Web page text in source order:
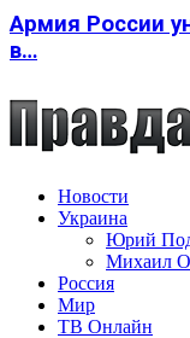
Армия России
в…
Новости
Украина
Юрий
Михаил
Россия
Мир
ТВ Онлайн